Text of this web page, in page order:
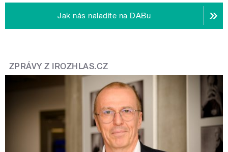
Jak nás naladíte na DABu
ZPRÁVY Z IROZHLAS.CZ